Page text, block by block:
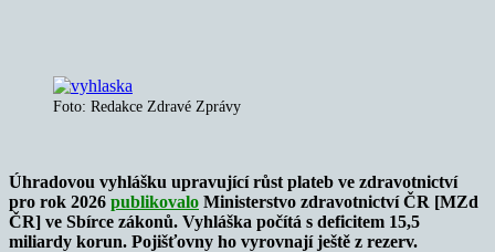
Foto: Redakce Zdravé Zprávy
Úhradovou vyhlášku upravující růst plateb ve zdravotnictví
pro rok 2026 publikovalo Ministerstvo zdravotnictví ČR [MZd
ČR] ve Sbírce zákonů. Vyhláška počítá s deficitem 15,5
miliardy korun. Pojišťovny ho vyrovnají ještě z rezerv.